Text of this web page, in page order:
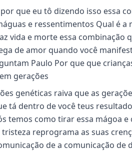
que eu tô dizendo isso essa
e ressentimentos Qual é
vida e morte essa combinação
de amor quando você
Paulo Por que que
gerações
genéticas raiva que as
tá dentro de você teus
temos como tirar essa mágoa
reprograma as suas
de a comunicação de